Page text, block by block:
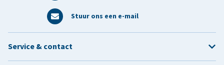
Stuur ons een e-mail
Service & contact